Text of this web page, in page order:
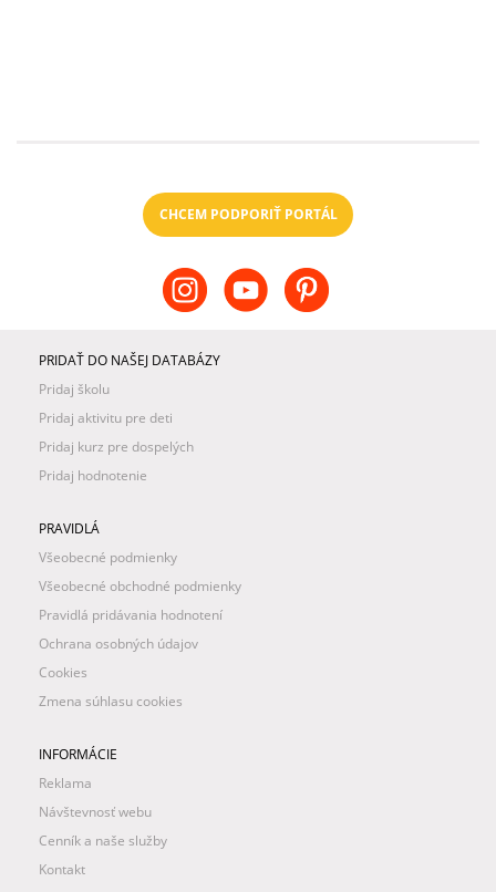
CHCEM PODPORIŤ PORTÁL
PRIDAŤ DO NAŠEJ DATABÁZY
Pridaj školu
Pridaj aktivitu pre deti
Pridaj kurz pre dospelých
Pridaj hodnotenie
PRAVIDLÁ
Všeobecné podmienky
Všeobecné obchodné podmienky
Pravidlá pridávania hodnotení
Ochrana osobných údajov
Cookies
Zmena súhlasu cookies
INFORMÁCIE
Reklama
Návštevnosť webu
Cenník a naše služby
Kontakt